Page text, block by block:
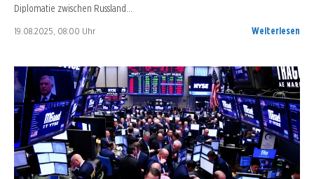
Diplomatie zwischen Russland…
19.08.2025, 08:00 Uhr Weiterlesen